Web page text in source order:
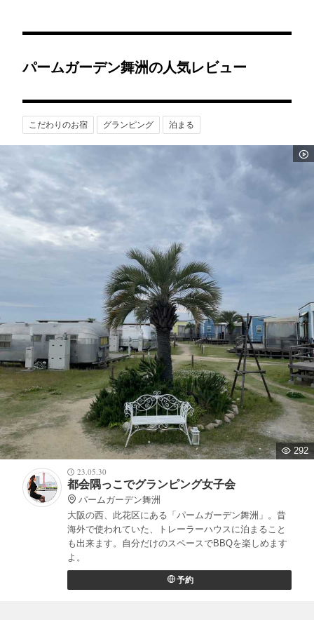
パームガーデン舞洲の人気レビュー
こだわりのお宿 グランピング 泊まる
292
23.05.30
都会隅っこでグランピング女子会
パームガーデン舞洲
大阪の西、此花区にある「パームガーデン舞洲」。昔
海外で使われていた、トレーラーハウスに泊まること
も出来ます。自分だけのスペースでBBQを楽しめます
よ。
予約